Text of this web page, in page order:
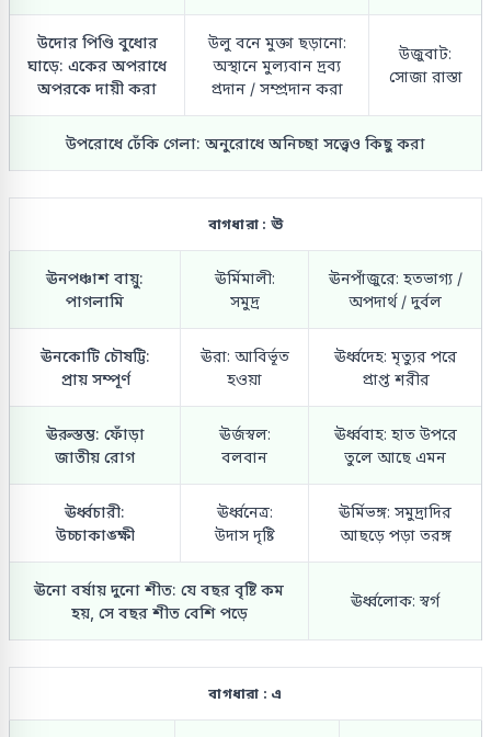
উদোর পিণ্ডি বুধোর
ঘাড়ে: একের অপরাধে
অপরকে দায়ী করা
উলু বনে মুক্তা ছড়ানো:
অস্থানে মুল্যবান দ্রব্য
প্রদান / সম্প্রদান করা
উজুবাট:
সোজা রাস্তা
উপরোধে ঢেঁকি গেলা: অনুরোধে অনিচ্ছা সত্ত্বেও কিছু করা
বাগধারা : ঊ
ঊনপঞ্চাশ বায়ু:
পাগলামি
ঊর্মিমালী:
সমুদ্র
ঊনপাঁজুরে: হতভাগ্য /
অপদার্থ / দুর্বল
ঊনকোটি চৌষট্টি:
প্রায় সম্পূর্ণ
ঊরা: আবির্ভূত
হওয়া
ঊর্ধ্বদেহ: মৃত্যুর পরে
প্রাপ্ত শরীর
ঊরুস্তম্ভ: ফোঁড়া
জাতীয় রোগ
ঊর্জস্বল:
বলবান
ঊর্ধ্ববাহ: হাত উপরে
তুলে আছে এমন
ঊর্ধ্বচারী:
উচ্চাকাঙ্ক্ষী
ঊর্ধ্বনেত্র:
উদাস দৃষ্টি
ঊর্মিভঙ্গ: সমুদ্রাদির
আছড়ে পড়া তরঙ্গ
ঊনো বর্ষায় দুনো শীত: যে বছর বৃষ্টি কম
হয়, সে বছর শীত বেশি পড়ে
ঊর্ধ্বলোক: স্বর্গ
বাগধারা : এ